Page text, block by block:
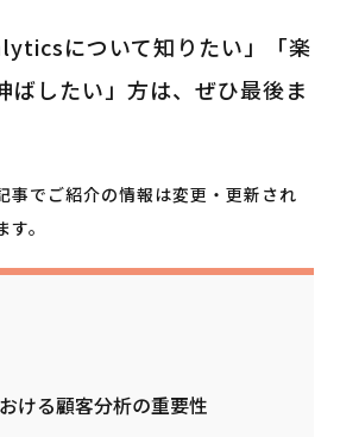
について知りたい」「楽
ばしたい」方は、ぜひ最後ま
事でご紹介の情報は変更・更新され
。
ける顧客分析の重要性